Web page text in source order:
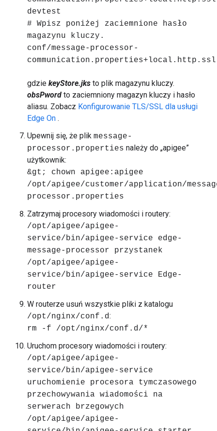
devtest
# Wpisz poniżej zaciemnione hasło
magazynu kluczy.
conf/message-processor-
gdzie keyStore.jks to plik magazynu kluczy.
obsPword to zaciemniony magazyn kluczy i hasło
aliasu. Zobacz Konfigurowanie TLS/SSL dla usługi
Edge On .
Upewnij się, że plik message-
processor.properties należy do „apigee”
użytkownik:
&gt; chown apigee:apigee
/opt/apigee/customer/application/
processor.properties
Zatrzymaj procesory wiadomości i routery:
/opt/apigee/apigee-
service/bin/apigee-service edge-
message-processor przystanek
/opt/apigee/apigee-
service/bin/apigee-service Edge-
router
W routerze usuń wszystkie pliki z katalogu
/opt/nginx/conf.d:
rm -f /opt/nginx/conf.d/*
Uruchom procesory wiadomości i routery:
/opt/apigee/apigee-
service/bin/apigee-service
uruchomienie procesora tymczasowego
przechowywania wiadomości na
serwerach brzegowych
/opt/apigee/apigee-